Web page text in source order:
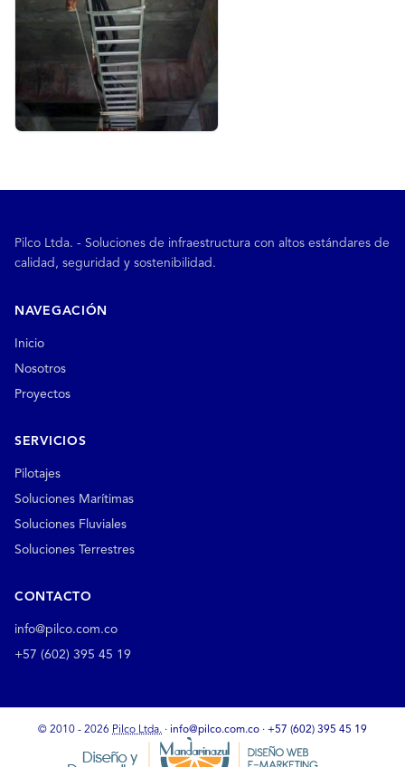
Pilco Ltda. - Soluciones de infraestructura con altos estándares de
calidad, seguridad y sostenibilidad.
NAVEGACIÓN
Inicio
Nosotros
Proyectos
SERVICIOS
Pilotajes
Soluciones Marítimas
Soluciones Fluviales
Soluciones Terrestres
CONTACTO
info@pilco.com.co
+57 (602) 395 45 19
© 2010 - 2026 Pilco Ltda. · info@pilco.com.co · +57 (602) 395 45 19